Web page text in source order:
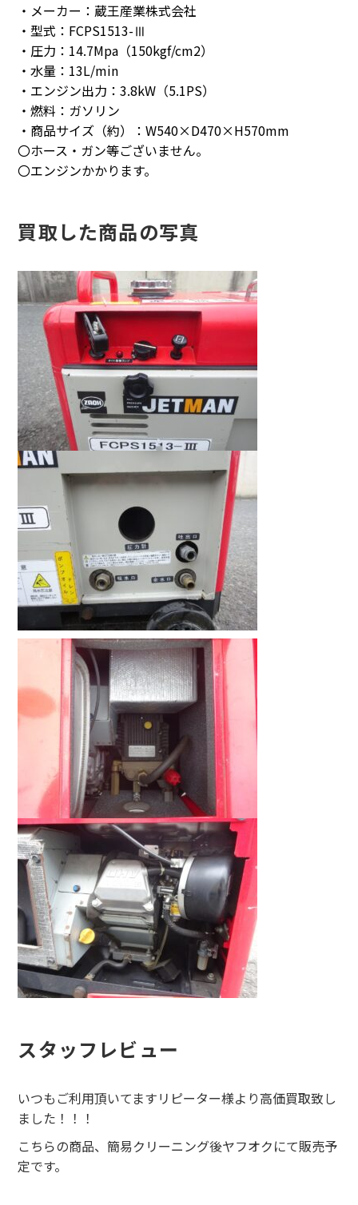
・メーカー：蔵王産業株式会社
・型式：FCPS1513-Ⅲ
・圧力：14.7Mpa（150kgf/cm2）
・水量：13L/min
・エンジン出力：3.8kW（5.1PS）
・燃料：ガソリン
・商品サイズ（約）：W540×D470×H570mm
〇ホース・ガン等ございません。
〇エンジンかかります。
買取した商品の写真
スタッフレビュー
いつもご利用頂いてますリピーター様より高価買取致し
ました！！！
こちらの商品、簡易クリーニング後ヤフオクにて販売予
定です。